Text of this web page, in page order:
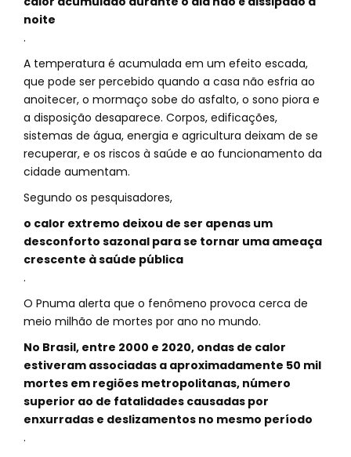
noite
.
A temperatura é acumulada em um efeito escada,
que pode ser percebido quando a casa não esfria ao
anoitecer, o mormaço sobe do asfalto, o sono piora e
a disposição desaparece. Corpos, edificações,
sistemas de água, energia e agricultura deixam de se
recuperar, e os riscos à saúde e ao funcionamento da
cidade aumentam.
Segundo os pesquisadores,
o calor extremo deixou de ser apenas um
desconforto sazonal para se tornar uma ameaça
crescente à saúde pública
.
O Pnuma alerta que o fenômeno provoca cerca de
meio milhão de mortes por ano no mundo.
No Brasil, entre 2000 e 2020, ondas de calor
estiveram associadas a aproximadamente 50 mil
mortes em regiões metropolitanas, número
superior ao de fatalidades causadas por
enxurradas e deslizamentos no mesmo período
.